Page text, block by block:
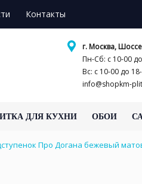
Контакты
г. Москва,
Пн-Сб: с 10-00
Вс: с 10-00 до
info@shopkm-
ДЛЯ КУХНИ ОБОИ
Про Догана бежевый